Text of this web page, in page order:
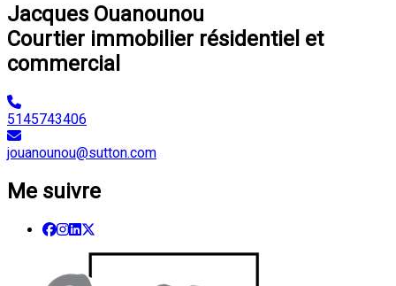
Jacques Ouanounou
Courtier immobilier résidentiel et
commercial
5145743406
jouanounou@sutton.com
Me suivre